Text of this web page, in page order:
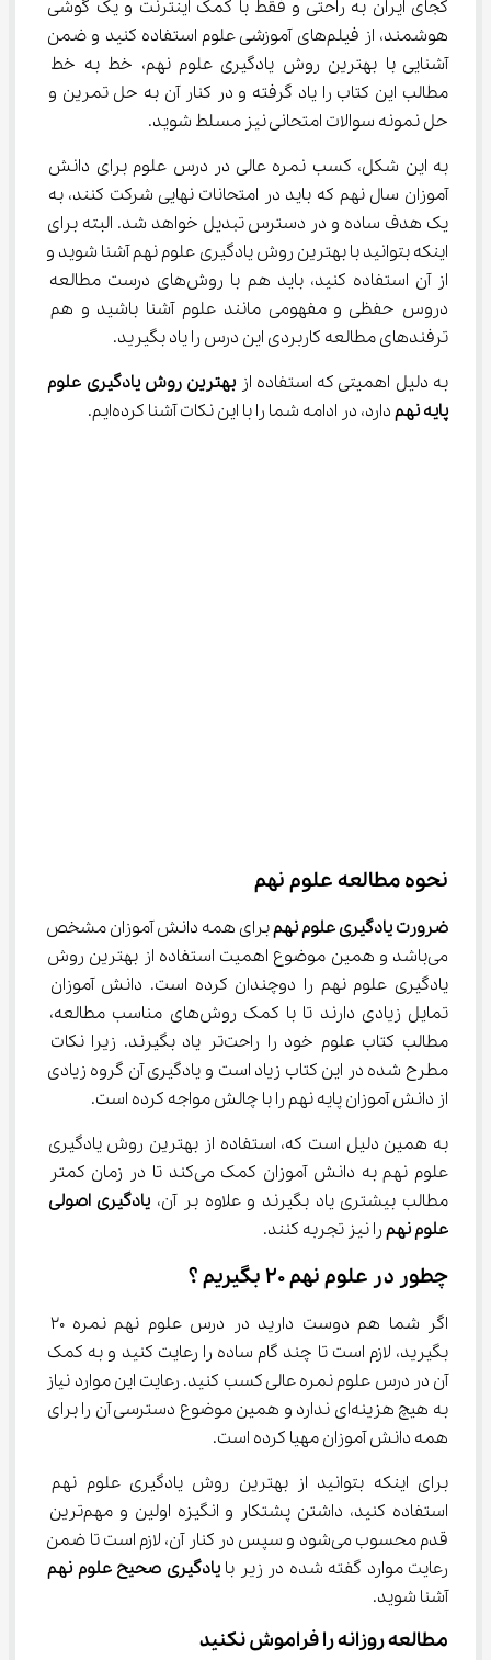
کجای ایران به راحتی و فقط با کمک اینترنت و یک گوشی
هوشمند، از فیلم‌های آموزشی علوم استفاده کنید و ضمن
آشنایی با بهترین روش یادگیری علوم نهم، خط به خط
مطالب این کتاب را یاد گرفته و در کنار آن به حل تمرین و
حل نمونه سوالات امتحانی نیز مسلط شوید.
به این شکل، کسب نمره عالی در درس علوم برای دانش
آموزان سال نهم که باید در امتحانات نهایی شرکت کنند، به
یک هدف ساده و در دسترس تبدیل خواهد شد. البته برای
اینکه بتوانید با بهترین روش یادگیری علوم نهم آشنا شوید و
از آن استفاده کنید، باید هم با روش‌های درست مطالعه
دروس حفظی و مفهومی مانند علوم آشنا باشید و هم
ترفندهای مطالعه کاربردی این درس را یاد بگیرید.
به دلیل اهمیتی که استفاده از بهترین روش یادگیری علوم
پایه نهم دارد، در ادامه شما را با این نکات آشنا کرده‌ایم.
نحوه مطالعه علوم نهم
ضرورت یادگیری علوم نهم برای همه دانش آموزان مشخص
می‌باشد و همین موضوع اهمیت استفاده از بهترین روش
یادگیری علوم نهم را دوچندان کرده است. دانش آموزان
تمایل زیادی دارند تا با کمک روش‌های مناسب مطالعه،
مطالب کتاب علوم خود را راحت‌تر یاد بگیرند. زیرا نکات
مطرح شده در این کتاب زیاد است و یادگیری آن گروه زیادی
از دانش آموزان پایه نهم را با چالش مواجه کرده است.
به همین دلیل است که، استفاده از بهترین روش یادگیری
علوم نهم به دانش آموزان کمک می‌کند تا در زمان کمتر
مطالب بیشتری یاد بگیرند و علاوه بر آن، یادگیری اصولی
علوم نهم را نیز تجربه کنند.
چطور در علوم نهم ۲۰ بگیریم ؟
بگیرید، لازم است تا چند گام ساده را رعایت کنید و به کمک
آن در درس علوم نمره عالی کسب کنید. رعایت این موارد نیاز
به هیچ هزینه‌ای ندارد و همین موضوع دسترسی آن را برای
همه دانش آموزان مهیا کرده است.
برای اینکه بتوانید از بهترین روش یادگیری علوم نهم
استفاده کنید، داشتن پشتکار و انگیزه اولین و مهم‌ترین
قدم محسوب می‌شود و سپس در کنار آن، لازم است تا ضمن
رعایت موارد گفته شده در زیر با یادگیری صحیح علوم نهم
آشنا شوید.
مطالعه روزانه را فراموش نکنید